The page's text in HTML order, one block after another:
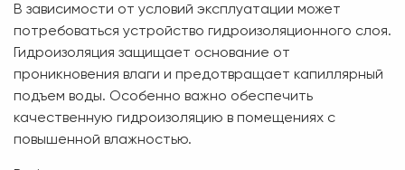
В зависимости от условий эксплуатации может
потребоваться устройство гидроизоляционного слоя.
Гидроизоляция защищает основание от
проникновения влаги и предотвращает капиллярный
подъем воды. Особенно важно обеспечить
качественную гидроизоляцию в помещениях с
повышенной влажностью.